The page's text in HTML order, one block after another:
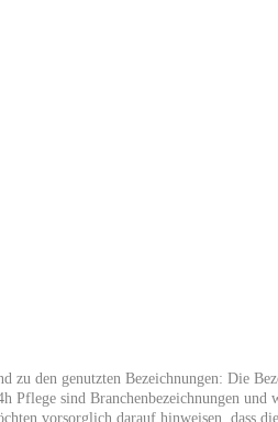
den genutzten Bezeichnungen: Die
Pflege sind Branchenbezeichnungen
vorsorglich darauf hinweisen, dass